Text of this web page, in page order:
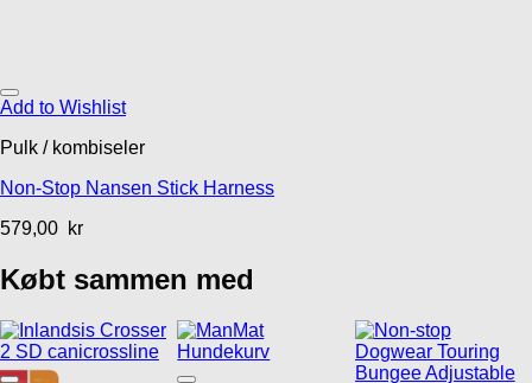
Add to Wishlist
Pulk / kombiseler
Non-Stop Nansen Stick Harness
579,00 kr
Købt sammen med